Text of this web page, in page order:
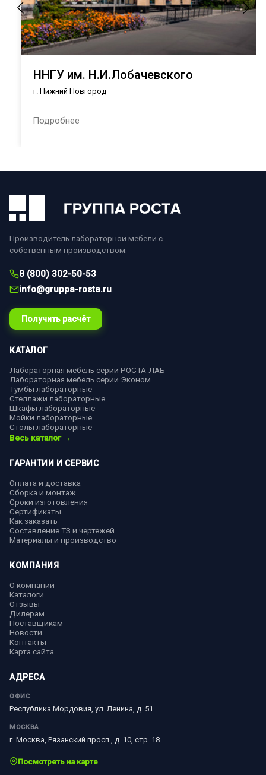
ННГУ им. Н.И.Лобачевского
г. Нижний Новгород
Подробнее
Производитель лабораторной мебели с
собственным производством.
8 (800) 302-50-53
info@gruppa-rosta.ru
Получить расчёт
КАТАЛОГ
Лабораторная мебель серии РОСТА-ЛАБ
Лабораторная мебель серии Эконом
Тумбы лабораторные
Стеллажи лабораторные
Шкафы лабораторные
Мойки лабораторные
Столы лабораторные
Весь каталог →
ГАРАНТИИ И СЕРВИС
Оплата и доставка
Сборка и монтаж
Сроки изготовления
Сертификаты
Как заказать
Составление ТЗ и чертежей
Материалы и производство
КОМПАНИЯ
О компании
Каталоги
Отзывы
Дилерам
Поставщикам
Новости
Контакты
Карта сайта
АДРЕСА
ОФИС
Республика Мордовия, ул. Ленина, д. 51
МОСКВА
г. Москва, Рязанский просп., д. 10, стр. 18
Посмотреть на карте